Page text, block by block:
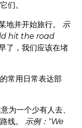
们。
地并开始旅行。示
hit the road
了，我们应该在堵
的常用日常表达部
为一个少有人去、
线。示例："We